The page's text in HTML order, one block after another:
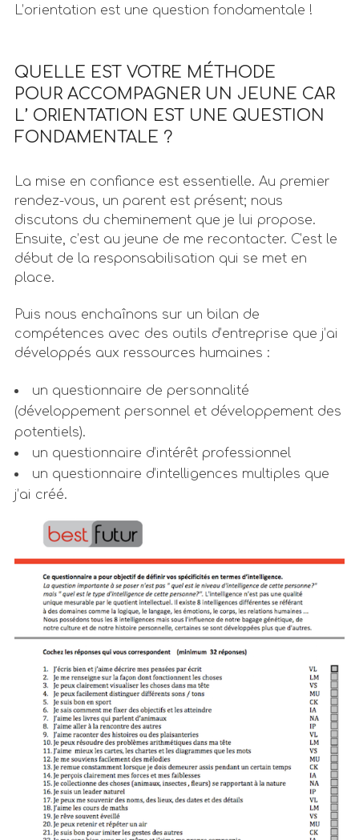
L’orientation est une question fondamentale !
QUELLE EST VOTRE MÉTHODE
POUR ACCOMPAGNER UN JEUNE CAR
L’ ORIENTATION EST UNE QUESTION
FONDAMENTALE ?
La mise en confiance est essentielle. Au premier
rendez-vous, un parent est présent; nous
discutons du cheminement que je lui propose.
Ensuite, c’est au jeune de me recontacter. C’est le
début de la responsabilisation qui se met en
place.
Puis nous enchaînons sur un bilan de
compétences avec des outils d’entreprise que j’ai
développés aux ressources humaines :
un questionnaire de personnalité
(développement personnel et développement des
potentiels).
un questionnaire d’intérêt professionnel
un questionnaire d’intelligences multiples que
j’ai créé.